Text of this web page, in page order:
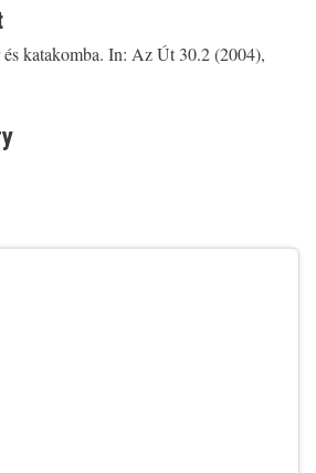
katakomba. In: Az Út 30.2 (2004),